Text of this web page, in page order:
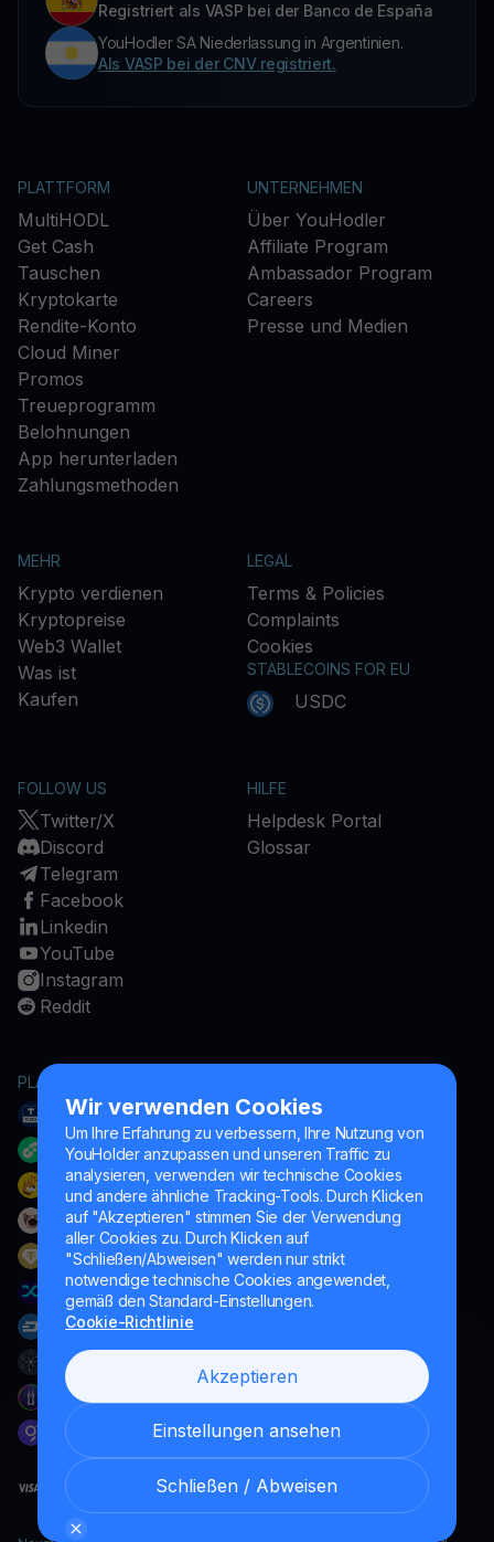
Wir verwenden Cookies
Um Ihre Erfahrung zu verbessern, Ihre Nutzung von
YouHolder anzupassen und unseren Traffic zu
analysieren, verwenden wir technische Cookies
und andere ähnliche Tracking-Tools. Durch Klicken
auf "Akzeptieren" stimmen Sie der Verwendung
aller Cookies zu. Durch Klicken auf
"Schließen/Abweisen" werden nur strikt
notwendige technische Cookies angewendet,
gemäß den Standard-Einstellungen.
Cookie-Richtlinie
Akzeptieren
Einstellungen ansehen
Schließen / Abweisen
Registriert als VASP bei der Banco de España
YouHodler SA Niederlassung in Argentinien.
Als VASP bei der CNV registriert.
PLATTFORM
MultiHODL
Get Cash
Tauschen
Kryptokarte
Rendite-Konto
Cloud Miner
Promos
Treueprogramm
Belohnungen
App herunterladen
Zahlungsmethoden
UNTERNEHMEN
Über YouHodler
Affiliate Program
Ambassador Program
Careers
Presse und Medien
MEHR
Krypto verdienen
Kryptopreise
Web3 Wallet
Was ist
Kaufen
LEGAL
Terms & Policies
Complaints
Cookies
STABLECOINS FOR EU
USDC
FOLLOW US
Twitter/X
Discord
Telegram
Facebook
Linkedin
YouTube
Instagram
Reddit
HILFE
Helpdesk Portal
Glossar
PLATTFORM